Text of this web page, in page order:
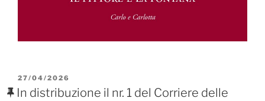
PUBBLICATO
IL
27/04/2026
In distribuzione il nr. 1 del Corriere delle